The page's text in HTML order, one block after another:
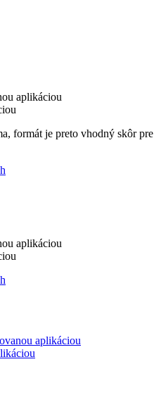
aplikáciou
formát je preto vhodný skôr pre
aplikáciou
aplikáciou